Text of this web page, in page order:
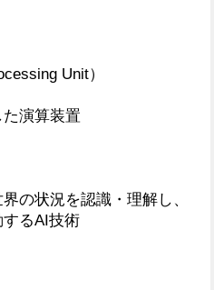
Unit）
演算装置
の状況を認識・理解し、
するAI技術